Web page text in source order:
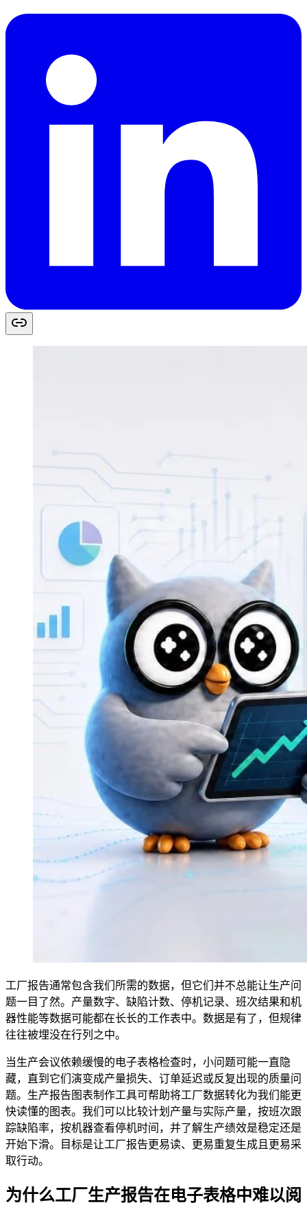
工厂报告通常包含我们所需的数据，但它们并不总能让生产问
题一目了然。产量数字、缺陷计数、停机记录、班次结果和机
器性能等数据可能都在长长的工作表中。数据是有了，但规律
往往被埋没在行列之中。
当生产会议依赖缓慢的电子表格检查时，小问题可能一直隐
藏，直到它们演变成产量损失、订单延迟或反复出现的质量问
题。生产报告图表制作工具可帮助将工厂数据转化为我们能更
快读懂的图表。我们可以比较计划产量与实际产量，按班次跟
踪缺陷率，按机器查看停机时间，并了解生产绩效是稳定还是
开始下滑。目标是让工厂报告更易读、更易重复生成且更易采
取行动。
为什么工厂生产报告在电子表格中难以阅